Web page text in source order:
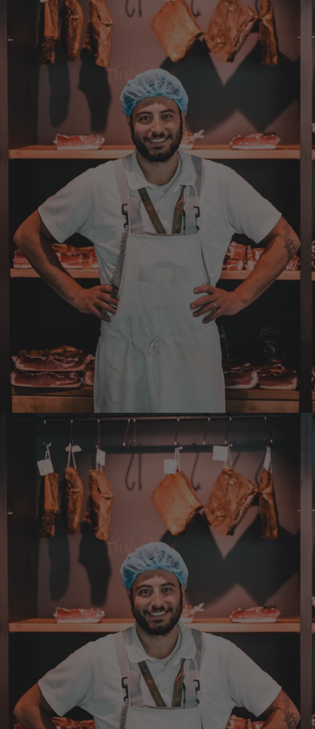
Stefan
Verifizierter Kunde
Top Ware. Top Lieferung. Immer wieder👍
7.8.2026
Verifizierter Kunde
Schmeckt alles sehe lecker würde und werde
immer wieder bestellen. 👍🤤🤤❤️
Verifizierter Kunde
Eurer Speck 🥓 ist einfach zum reinknien. Der
Geschmack… wie auf Wolke sieben.
7.8.2026
Verifizierter Kunde
Qualität, Geschmack die Lieferung und die
Verpackung, alles super. Bei kleinen
Problemen wurde sofort geholfen. Hier kann
man ohne bedenken bestellen.
Verifizierter Kunde
Sehr gute Produkte und auch eine schnelle
Lieferung. Produkte auch lange haltbar.
7.8.2026
Bernhard
Verifizierter Kunde
Die Ware wurde sehr schnell geliefert und ich
habe sie dann auch gleich probiert und es ist
natürlich ein wunderbarer Geschmack aus
Tirol und ich bin froh, dass sie so eine gute
Qualität liefert
7.8.2026
Christa
Verifizierter Kunde